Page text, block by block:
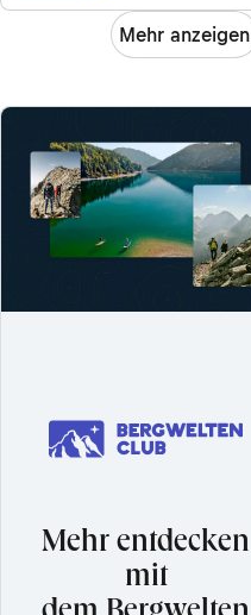
Mehr anzeigen
Mehr entdecken
mit